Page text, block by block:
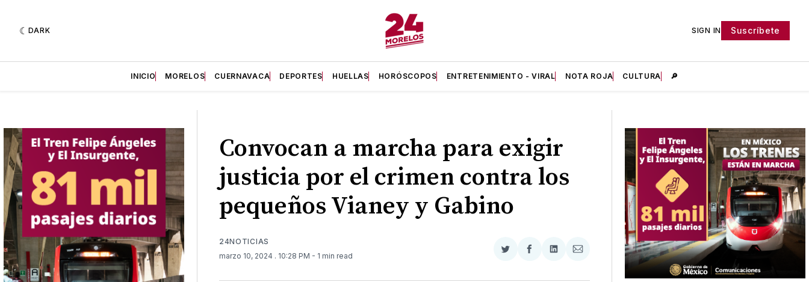
DARK SIGN IN Suscríbete
INICIO MORELOS CUERNAVACA DEPORTES HUELLAS HORÓSCOPOS ENTRETENIMIENTO - VIRAL NOTA ROJA CULTURA 🔎
Convocan a marcha para exigir
justicia por el crimen contra los
pequeños Vianey y Gabino
24NOTICIAS
marzo 10, 2024 . 10:28 PM - 1 min read
Compartir
Twitter
Compartir
Facebook
Compartir
LinkedIn
Compartir
Email